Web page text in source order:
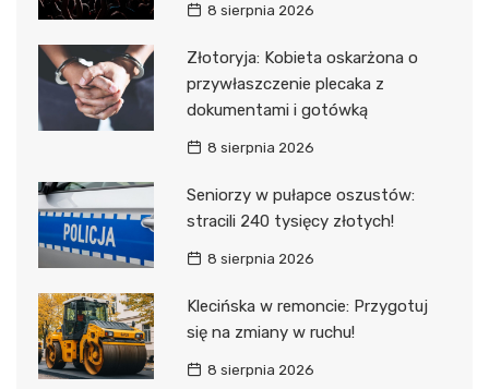
8 sierpnia 2026
Złotoryja: Kobieta oskarżona o
przywłaszczenie plecaka z
dokumentami i gotówką
8 sierpnia 2026
Seniorzy w pułapce oszustów:
stracili 240 tysięcy złotych!
8 sierpnia 2026
Klecińska w remoncie: Przygotuj
się na zmiany w ruchu!
8 sierpnia 2026